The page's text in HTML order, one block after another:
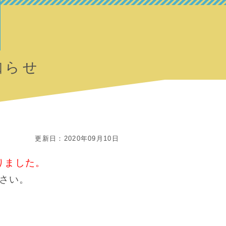
せ
更新日：2020年09月10日
した。
い。